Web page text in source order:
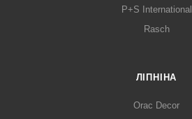
P+S International
Rasch
ЛІПНІНА
Orac Decor